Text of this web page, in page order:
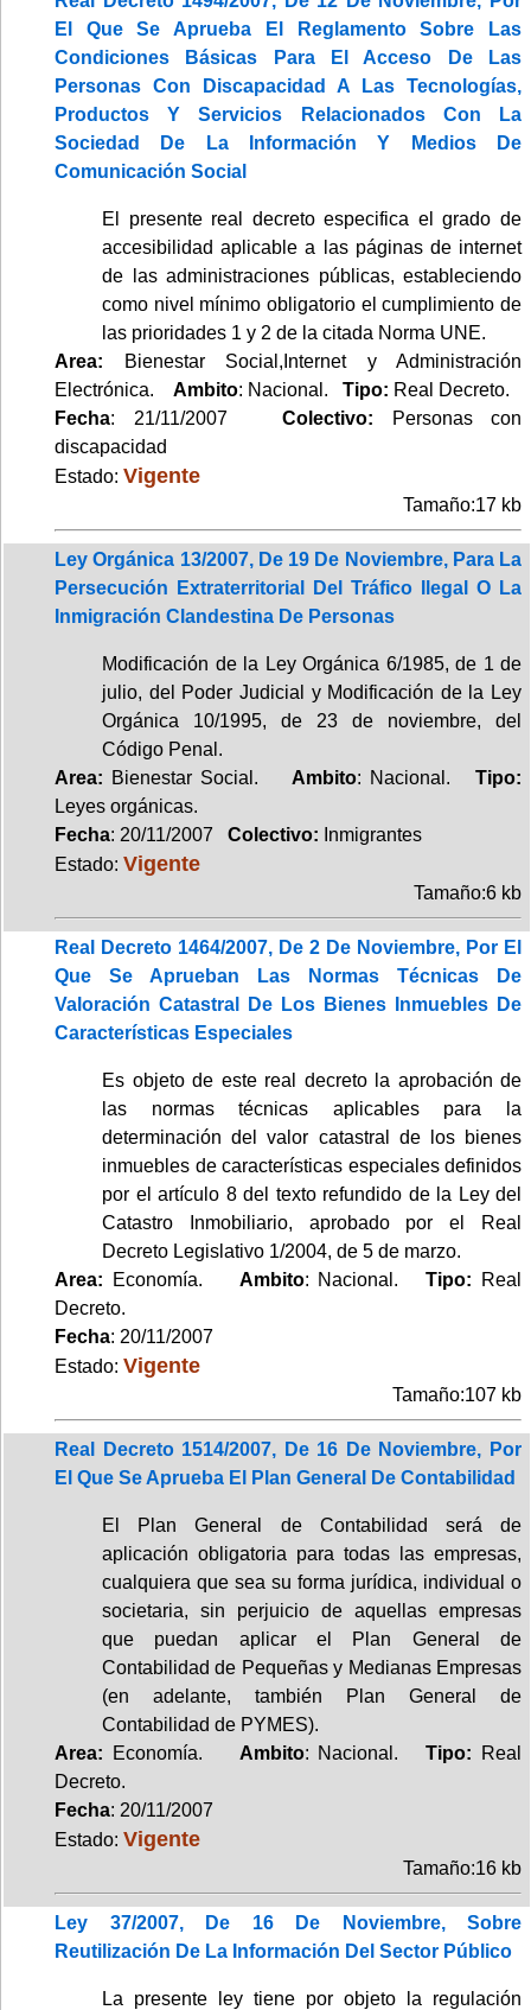
El Que Se Aprueba El Reglamento Sobre Las
Condiciones Básicas Para El Acceso De Las
Personas Con Discapacidad A Las Tecnologías,
Productos Y Servicios Relacionados Con La
Sociedad De La Información Y Medios De
Comunicación Social
El presente real decreto especifica el grado de
accesibilidad aplicable a las páginas de internet
de las administraciones públicas, estableciendo
como nivel mínimo obligatorio el cumplimiento de
las prioridades 1 y 2 de la citada Norma UNE.
Area: Bienestar Social,Internet y Administración
Electrónica. Ambito: Nacional. Tipo: Real Decreto.
Fecha: 21/11/2007Colectivo:
Personas con
discapacidad
Estado: Vigente
Tamaño:17 kb
Ley Orgánica 13/2007, De 19 De Noviembre, Para La
Persecución Extraterritorial Del Tráfico Ilegal O La
Inmigración Clandestina De Personas
Modificación de la Ley Orgánica 6/1985, de 1 de
julio, del Poder Judicial y Modificación de la Ley
Orgánica 10/1995, de 23 de noviembre, del
Código Penal.
Area: Bienestar Social. Ambito: Nacional. Tipo:
Leyes orgánicas.
Fecha: 20/11/2007 Colectivo: Inmigrantes
Estado: Vigente
Tamaño:6 kb
Real Decreto 1464/2007, De 2 De Noviembre, Por El
Que Se Aprueban Las Normas Técnicas De
Valoración Catastral De Los Bienes Inmuebles De
Características Especiales
Es objeto de este real decreto la aprobación de
las normas técnicas aplicables para la
determinación del valor catastral de los bienes
inmuebles de características especiales definidos
por el artículo 8 del texto refundido de la Ley del
Catastro Inmobiliario, aprobado por el Real
Decreto Legislativo 1/2004, de 5 de marzo.
Area: Economía. Ambito: Nacional.Tipo:
Real
Decreto.
Fecha: 20/11/2007
Estado: Vigente
Tamaño:107 kb
Real Decreto 1514/2007, De 16 De Noviembre, Por
El Que Se Aprueba El Plan General De Contabilidad
El Plan General de Contabilidad será de
aplicación obligatoria para todas las empresas,
cualquiera que sea su forma jurídica, individual o
societaria, sin perjuicio de aquellas empresas
que puedan aplicar el Plan General de
Contabilidad de Pequeñas y Medianas Empresas
(en adelante, también Plan General de
Contabilidad de PYMES).
Area: Economía. Ambito: Nacional.Tipo:
Real
Decreto.
Fecha: 20/11/2007
Estado: Vigente
Tamaño:16 kb
Ley 37/2007, De 16 De Noviembre, Sobre
Reutilización De La Información Del Sector Público
La presente ley tiene por objeto la regulación